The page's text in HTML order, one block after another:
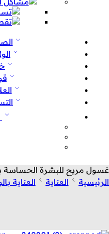
غسول مريح للبشرة الحساسة
الرئيسية
العناية العناية